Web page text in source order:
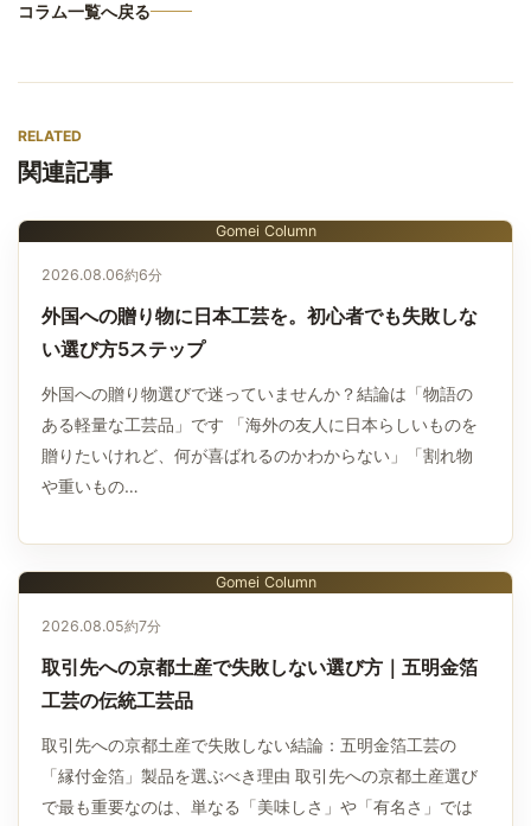
コラム一覧へ戻る
RELATED
関連記事
Gomei Column
2026.08.06約6分
外国への贈り物に日本工芸を。初心者でも失敗しな
い選び方5ステップ
外国への贈り物選びで迷っていませんか？結論は「物語の
ある軽量な工芸品」です 「海外の友人に日本らしいものを
贈りたいけれど、何が喜ばれるのかわからない」「割れ物
や重いもの…
Gomei Column
2026.08.05約7分
取引先への京都土産で失敗しない選び方｜五明金箔
工芸の伝統工芸品
取引先への京都土産で失敗しない結論：五明金箔工芸の
「縁付金箔」製品を選ぶべき理由 取引先への京都土産選び
で最も重要なのは、単なる「美味しさ」や「有名さ」では